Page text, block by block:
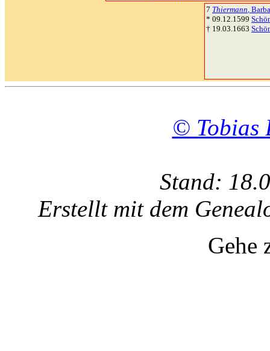
7 Thiermann,
* 09.12.1599
† 19.03.1663
© Tobias
Stand:
Erstellt mit dem
Gehe